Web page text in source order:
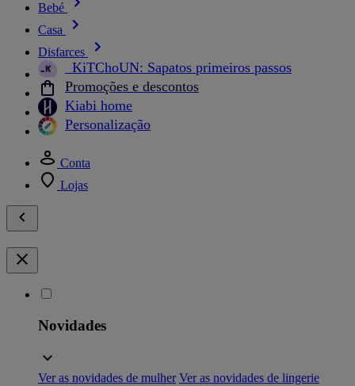
Bebé
Casa
Disfarces
_KiTChoUN: Sapatos primeiros passos
Promoções e descontos
Kiabi home
Personalização
Conta
Lojas
Novidades
Ver as novidades de mulher Ver as novidades de lingerie